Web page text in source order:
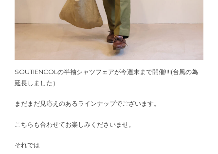
SOUTIENCOLの半袖シャツフェアが今週末まで開催!!!!(台風の為
延長しました）
まだまだ見応えのあるラインナップでございます。
こちらも合わせてお楽しみくださいませ。
それでは